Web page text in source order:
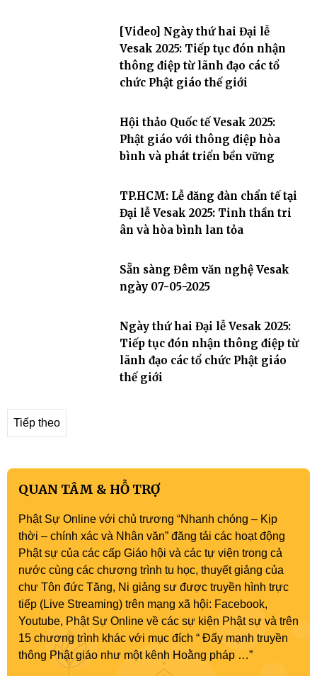
[Video] Ngày thứ hai Đại lễ
Vesak 2025: Tiếp tục đón nhận
thông điệp từ lãnh đạo các tổ
chức Phật giáo thế giới
Hội thảo Quốc tế Vesak 2025:
Phật giáo với thông điệp hòa
bình và phát triển bền vững
TP.HCM: Lễ đăng đàn chẩn tế tại
Đại lễ Vesak 2025: Tinh thần tri
ân và hòa bình lan tỏa
Sẵn sàng Đêm văn nghệ Vesak
ngày 07-05-2025
Ngày thứ hai Đại lễ Vesak 2025:
Tiếp tục đón nhận thông điệp từ
lãnh đạo các tổ chức Phật giáo
thế giới
Tiếp theo
QUAN TÂM & HỖ TRỢ
Phật Sự Online với chủ trương “Nhanh chóng – Kịp
thời – chính xác và Nhân văn” đăng tải các hoạt động
Phật sự của các cấp Giáo hội và các tự viện trong cả
nước cùng các chương trình tu học, thuyết giảng của
chư Tôn đức Tăng, Ni giảng sư được truyền hình trực
tiếp (Live Streaming) trên mạng xã hội: Facebook,
Youtube, Phật Sự Online về các sự kiện Phật sự và trên
15 chương trình khác với mục đích “ Đẩy mạnh truyền
thông Phật giáo như một kênh Hoằng pháp …”